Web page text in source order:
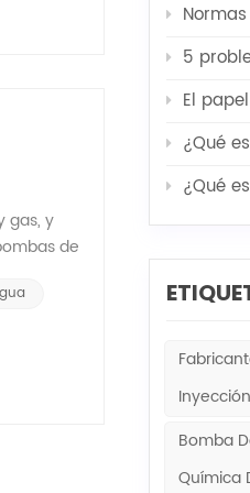
de
la
y
gas, y
de
se
Normas
5 problemas
El papel de las bombas
¿Qué especificaciones son las más
¿Qué es una
Bomba
Química